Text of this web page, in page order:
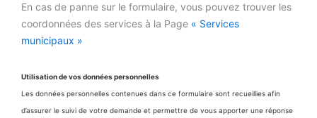
En cas de panne sur le formulaire, vous pouvez trouver les
coordonnées des services à la Page « Services
municipaux »
Utilisation de vos données personnelles
Les données personnelles contenues dans ce formulaire sont recueillies afin
d’assurer le suivi de votre demande et permettre de vous apporter une réponse